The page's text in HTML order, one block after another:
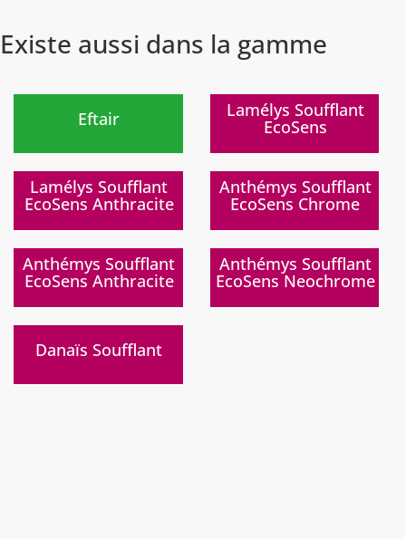
Existe aussi dans la gamme
Eftair
)
Lamélys Soufflant
EcoSens
)
Lamélys Soufflant
EcoSens Anthracite
Anthémys Soufflant
EcoSens Chrome
Anthémys Soufflant
EcoSens Anthracite
Anthémys Soufflant
EcoSens Neochrome
Fin de série
Danaïs Soufflant